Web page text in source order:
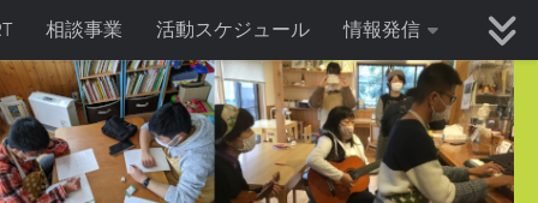
相談事業 活動スケジュール 情報発信